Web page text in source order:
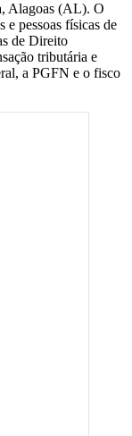
, Alagoas (AL). O
e pessoas físicas de
de Direito
tributária e
a PGFN e o fisco